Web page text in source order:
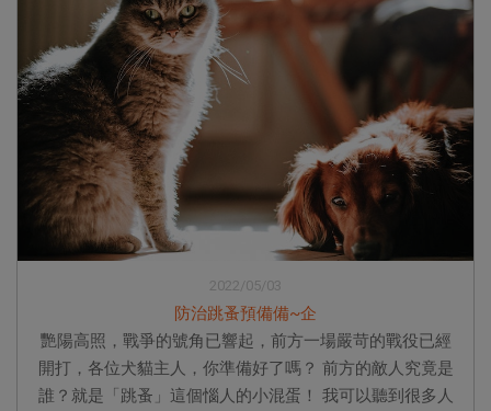
2022/05/03
防治跳蚤預備備~企
艷陽高照，戰爭的號角已響起，前方一場嚴苛的戰役已經
開打，各位犬貓主人，你準備好了嗎？ 前方的敵人究竟是
誰？就是「跳蚤」這個惱人的小混蛋！ 我可以聽到很多人